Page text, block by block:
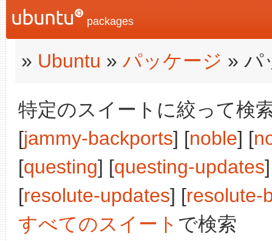
packages
» Ubuntu » パッケージ » パ
特定のスイートに絞って検
[jammy-backports] [noble] [
[questing] [questing-updates
[resolute-updates] [resolute-
すべてのスイート で検索